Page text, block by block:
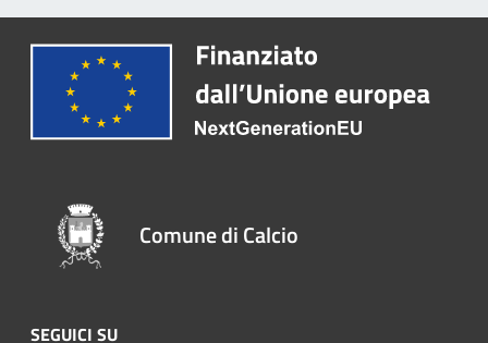
Comune di Calcio
SEGUICI SU